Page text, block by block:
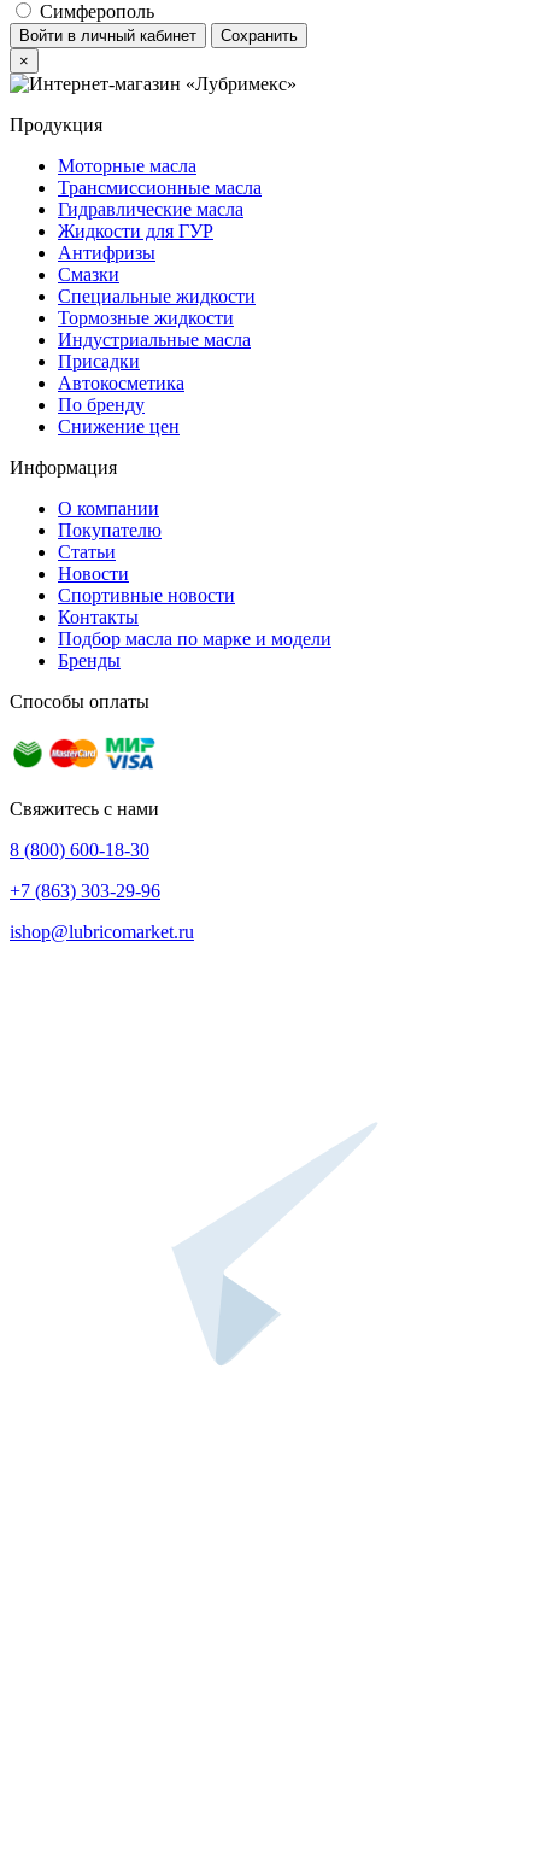
Симферополь
Войти в личный кабинет
Сохранить
×
Продукция
Моторные масла
Трансмиссионные масла
Гидравлические масла
Жидкости для ГУР
Антифризы
Смазки
Специальные жидкости
Тормозные жидкости
Индустриальные масла
Присадки
Автокосметика
По бренду
Снижение цен
Информация
О компании
Покупателю
Статьи
Новости
Спортивные новости
Контакты
Подбор масла по марке и модели
Бренды
Способы оплаты
Свяжитесь с нами
8 (800) 600-18-30
+7 (863) 303-29-96
ishop@lubricomarket.ru